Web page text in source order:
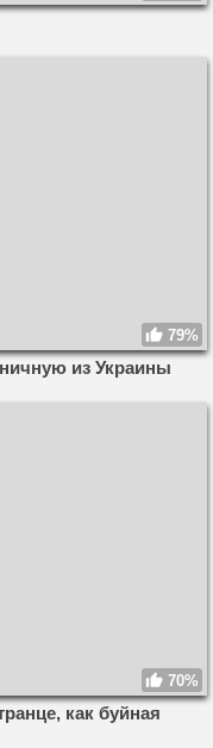
79%
из Украины
70%
как буйная